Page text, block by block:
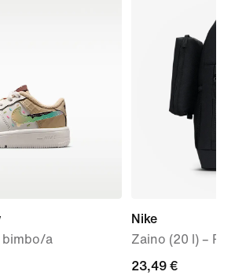
bimbo/a
Nike
Zaino (20 l) –
current
23,49 €